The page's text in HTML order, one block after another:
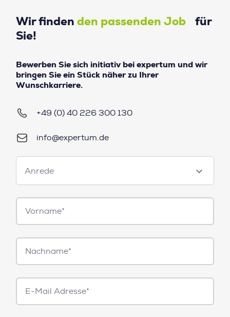
Wir finden den passenden Job für
Sie!
Bewerben Sie sich initiativ bei expertum und wir
bringen Sie ein Stück näher zu Ihrer
Wunschkarriere.
+49 (0) 40 226 300 130
info@expertum.de
Anrede
Anrede
Vorname*
Nachname*
E-
Mail*